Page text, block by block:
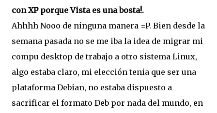
con XP porque Vista es una bosta!.
Ahhhh Nooo de ninguna manera =P. Bien desde la
semana pasada no se me iba la idea de migrar mi
compu desktop de trabajo a otro sistema Linux,
algo estaba claro, mi elección tenia que ser una
plataforma Debian, no estaba dispuesto a
sacrificar el formato Deb por nada del mundo, en